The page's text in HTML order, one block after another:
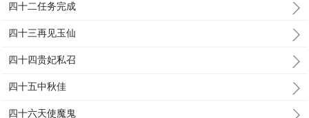
四十二任务完成
四十三再见玉仙
四十四贵妃私召
四十五中秋佳
四十六天使魔鬼